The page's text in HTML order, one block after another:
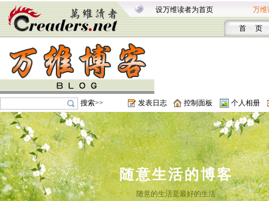
设万维读者为首页 万维
首 页
搜索>> 发表日志 控制面板 个人相册
随意生活的博客
随意的生活是最好的生活